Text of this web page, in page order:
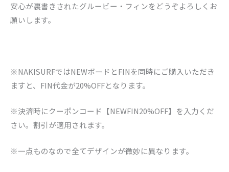
安心が裏書きされたグルービー・フィンをどうぞよろしくお
願いします。
※NAKISURFではNEWボードとFINを同時にご購入いただき
ますと、FIN代金が20%OFFとなります。
※決済時にクーポンコード【NEWFIN20%OFF】を入力くだ
さい。割引が適用されます。
※一点ものなので全てデザインが微妙に異なります。